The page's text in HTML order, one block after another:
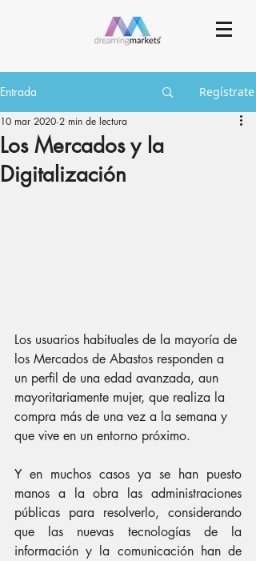
Entrada Regístrate
Los Mercados y la
Digitalización
10 mar 2020 2 min de lectura
Los usuarios habituales de la mayoría de
los Mercados de Abastos responden a
un perfil de una edad avanzada, aun
mayoritariamente mujer, que realiza la
compra más de una vez a la semana y
que vive en un entorno próximo.
Y en muchos casos ya se han puesto
manos a la obra las administraciones
públicas para resolverlo, considerando
que las nuevas tecnologías de la
información y la comunicación han de